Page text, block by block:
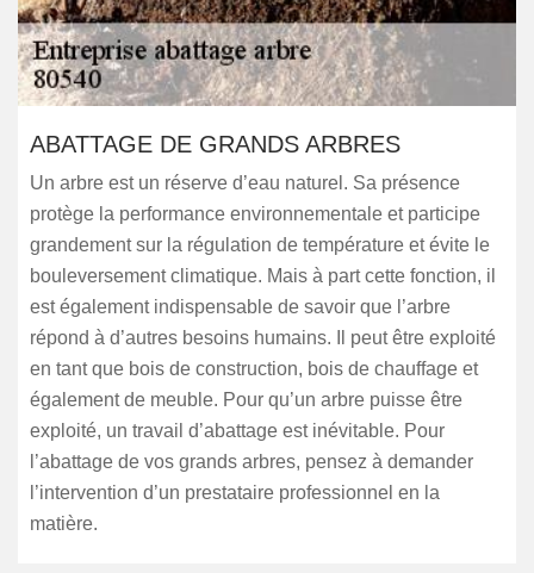
ABATTAGE DE GRANDS ARBRES
Un arbre est un réserve d’eau naturel. Sa présence
protège la performance environnementale et participe
grandement sur la régulation de température et évite le
bouleversement climatique. Mais à part cette fonction, il
est également indispensable de savoir que l’arbre
répond à d’autres besoins humains. Il peut être exploité
en tant que bois de construction, bois de chauffage et
également de meuble. Pour qu’un arbre puisse être
exploité, un travail d’abattage est inévitable. Pour
l’abattage de vos grands arbres, pensez à demander
l’intervention d’un prestataire professionnel en la
matière.